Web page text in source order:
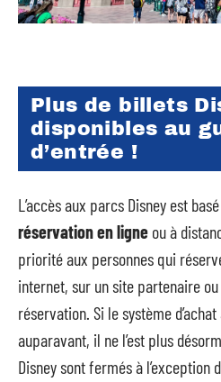
Plus de billets
disponibles au
d’entrée !
L’accès aux parcs Disney est
réservation en ligne ou à
priorité aux personnes qui
internet, sur un site partenaire
réservation. Si le système
auparavant, il ne l’est plus
Disney sont fermés à l’exception